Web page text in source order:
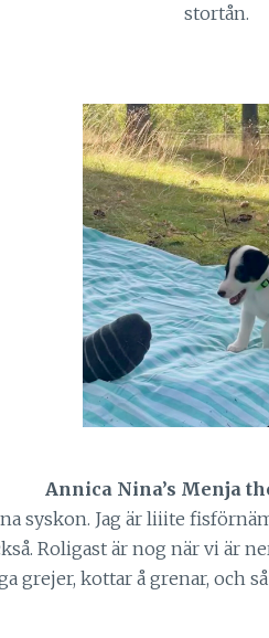
stortån.
Annica Nina’s Menja
syskon. Jag är liiite
Roligast är nog när vi är
grejer, kottar å grenar, och